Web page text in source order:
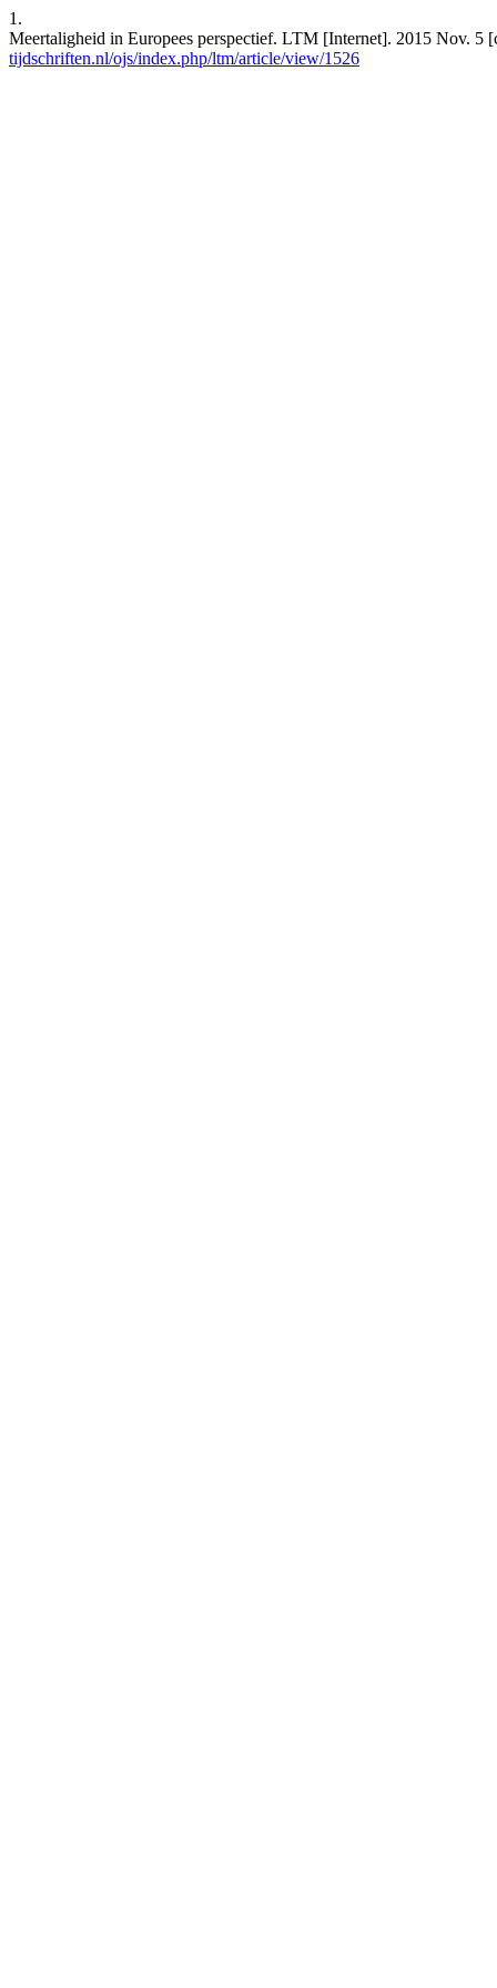
1.
Meertaligheid in Europees perspectief. LTM [Internet]. 2015 Nov.
tijdschriften.nl/ojs/index.php/ltm/article/view/1526